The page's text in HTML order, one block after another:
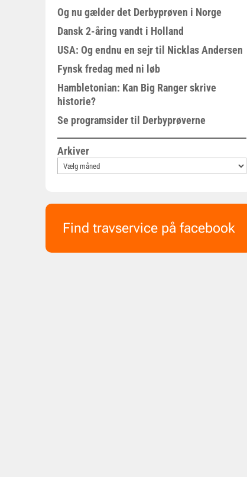
Og nu gælder det Derbyprøven i Norge
Dansk 2-åring vandt i Holland
USA: Og endnu en sejr til Nicklas Andersen
Fynsk fredag med ni løb
Hambletonian: Kan Big Ranger skrive
historie?
Se programsider til Derbyprøverne
Arkiver
Find travservice på facebook